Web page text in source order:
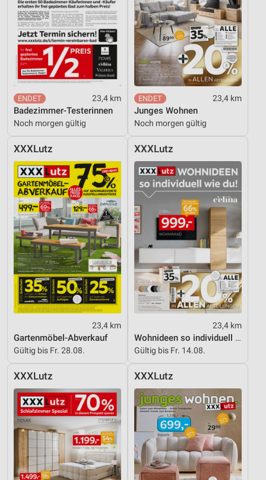
23,4 km
Badezimmer-Testerinnen
Noch morgen gültig
23,4 km
Junges Wohnen
Noch morgen gültig
XXXLutz
23,4 km
Gartenmöbel-Abverkauf
Gültig bis Fr. 28.08.
XXXLutz
23,4 km
Wohnideen so individuell wie du!
Gültig bis Fr. 14.08.
XXXLutz XXXLutz